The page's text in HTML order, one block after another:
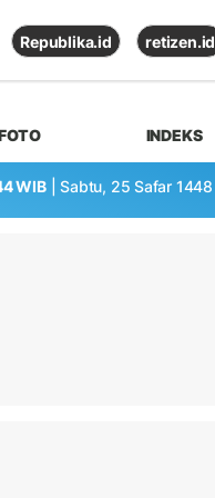
Republika.id retizen.id
INDEKS
WIB | Sabtu, 25 Safar 1448